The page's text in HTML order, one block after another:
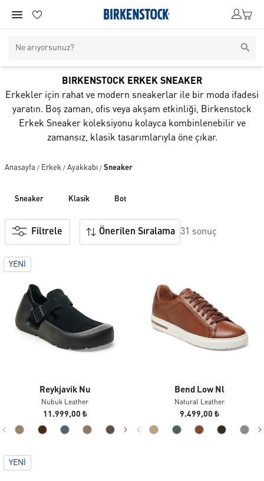
BIRKENSTOCK ERKEK SNEAKER
Erkekler için rahat ve modern sneakerlar ile bir moda ifadesi
yaratın. Boş zaman, ofis veya akşam etkinliği, Birkenstock
Erkek Sneaker koleksiyonu kolayca kombinlenebilir ve
zamansız, klasik tasarımlarıyla öne çıkar.
Anasayfa / Erkek / Ayakkabı / Sneaker
sneaker klasi̇k bot
Filtrele Önerilen Sıralama 31 sonuç
YENI
Reykjavik Nu
Nubuk Leather
11.999,00 ₺
Bend Low Nl
Natural Leather
9.499,00 ₺
YENI